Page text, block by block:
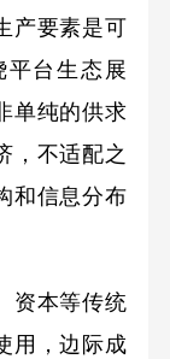
产要素是可
平台生态展
单纯的供求
，不适配之
和信息分布
本等传统
用，边际成